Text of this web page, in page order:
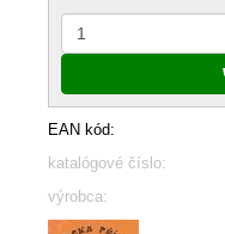
EAN kód:
katalógové číslo:
výrobca: